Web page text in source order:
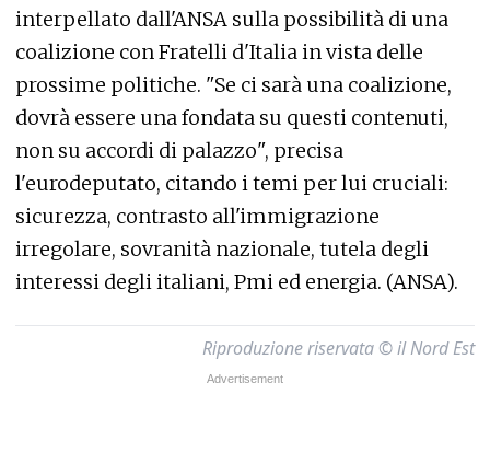
interpellato dall'ANSA sulla possibilità di una
coalizione con Fratelli d'Italia in vista delle
prossime politiche. "Se ci sarà una coalizione,
dovrà essere una fondata su questi contenuti,
non su accordi di palazzo", precisa
l'eurodeputato, citando i temi per lui cruciali:
sicurezza, contrasto all'immigrazione
irregolare, sovranità nazionale, tutela degli
interessi degli italiani, Pmi ed energia. (ANSA).
Riproduzione riservata © il Nord Est